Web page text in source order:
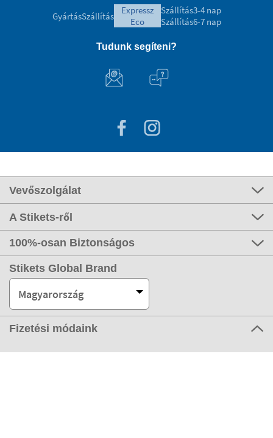
GyártásSzállítás
expressz
eco
Szállítás3-4 nap
Szállítás6-7 nap
Tudunk segíteni?
Vevőszolgálat
A Stikets-ről
100%-osan Biztonságos
Stikets Global Brand
Magyarország
Fizetési módaink